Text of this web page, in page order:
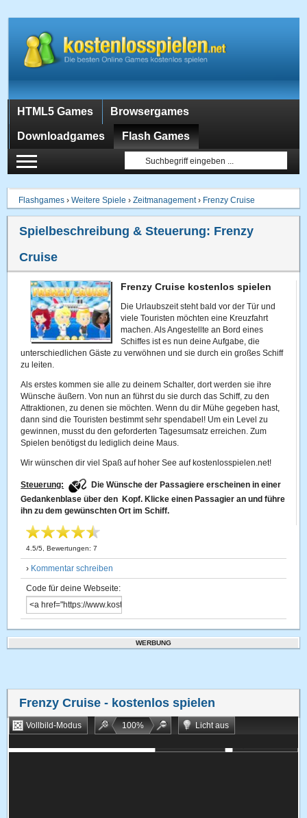
HTML5 Games Browsergames
Downloadgames Flash Games
Flashgames ›Weitere Spiele ›Zeitmanagement› Frenzy Cruise
Spielbeschreibung & Steuerung: Frenzy
Cruise
Frenzy Cruise kostenlos spielen
Die Urlaubszeit steht bald vor der Tür und
viele Touristen möchten eine Kreuzfahrt
machen. Als Angestellte an Bord eines
Schiffes ist es nun deine Aufgabe, die
unterschiedlichen Gäste zu verwöhnen und sie durch ein großes Schiff
zu leiten.
Als erstes kommen sie alle zu deinem Schalter, dort werden sie ihre
Wünsche äußern. Von nun an führst du sie durch das Schiff, zu den
Attraktionen, zu denen sie möchten. Wenn du dir Mühe gegeben hast,
dann sind die Touristen bestimmt sehr spendabel! Um ein Level zu
gewinnen, musst du den geforderten Tagesumsatz erreichen. Zum
Spielen benötigst du lediglich deine Maus.
Wir wünschen dir viel Spaß auf hoher See auf kostenlosspielen.net!
Steuerung:
Die Wünsche der Passagiere erscheinen in einer
Gedankenblase über den Kopf. Klicke einen Passagier an und führe
ihn zu dem gewünschten Ort im Schiff.
4.5/5 , Bewertungen:7
› Kommentar schreiben
Code für deine Webseite:
WERBUNG
Frenzy Cruise - kostenlos spielen
Vollbild-Modus 100%
Licht aus